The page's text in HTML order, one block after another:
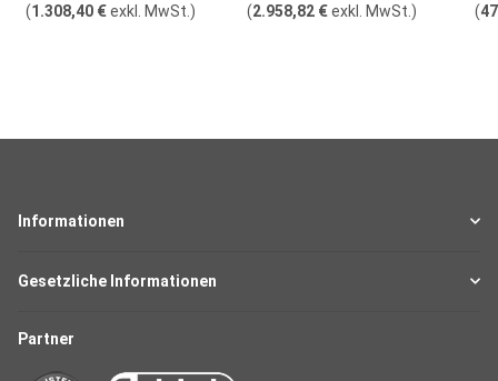
(1.308,40 €exkl. MwSt. ) (2.958,82 €exkl. MwSt. ) (
Informationen
Gesetzliche Informationen
Partner